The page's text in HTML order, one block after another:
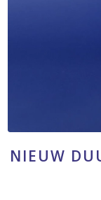
NIEUW